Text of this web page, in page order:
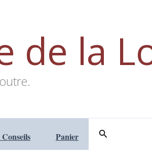
de la
Panier Rechercher